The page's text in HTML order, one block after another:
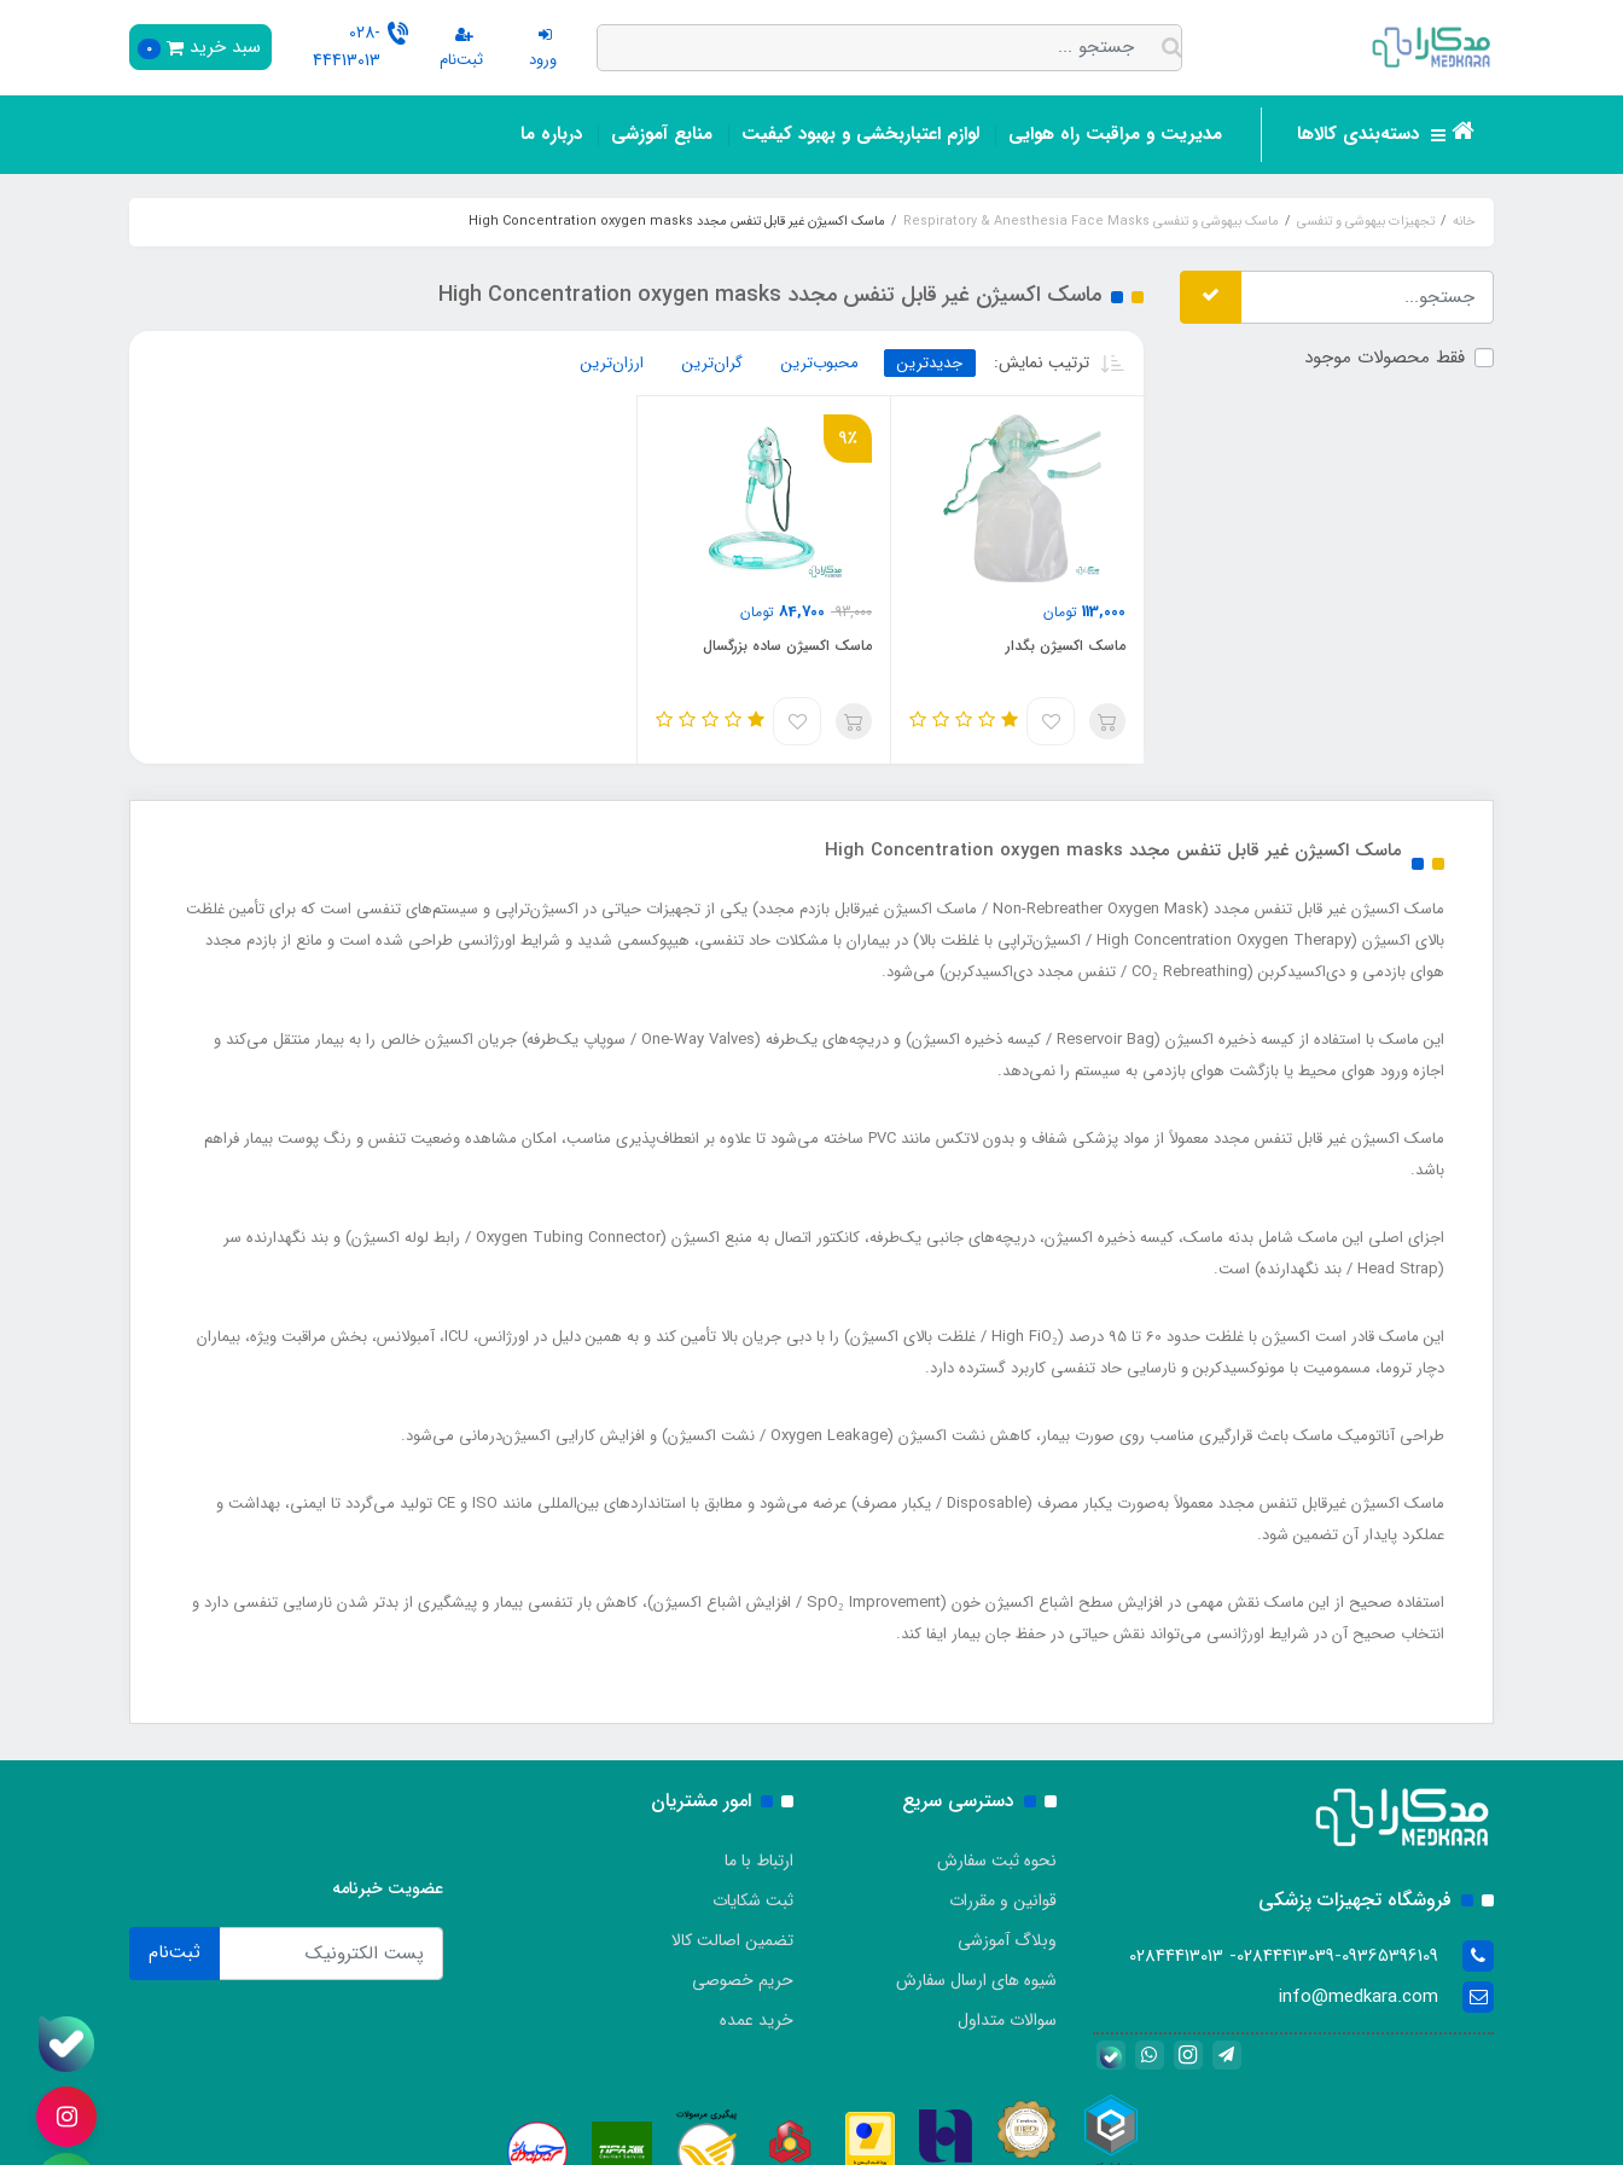
ورود ثبت‌نام
028-
44413013
سبد خرید 0
دسته‌بندی کالاها مدیریت و مراقبت راه هوایی لوازم اعتباربخشی و بهبود کیفیت منابع آموزشی درباره ما
خانه تجهیزات بیهوشی و تنفسی ماسک بیهوشی و تنفسی Respiratory & Anesthesia Face Masks ماسک اکسیژن غیر قابل تنفس مجدد High Concentration oxygen masks
فقط محصولات موجود
ماسک اکسیژن غیر قابل تنفس مجدد High Concentration oxygen masks
ترتیب نمایش: جدیدترین محبوب‌ترین گران‌ترین ارزان‌ترین
113,000 تومان
ماسک اکسیژن بگدار
9٪
93,000
84,700 تومان
ماسک اکسیژن ساده بزرگسال
ماسک اکسیژن غیر قابل تنفس مجدد High Concentration oxygen masks
ماسک اکسیژن غیر قابل تنفس مجدد (Non-Rebreather Oxygen Mask / ماسک اکسیژن غیرقابل بازدم مجدد) یکی از تجهیزات حیاتی در اکسیژن‌تراپی و سیستم‌های تنفسی است که برای تأمین غلظت
بالای اکسیژن (High Concentration Oxygen Therapy / اکسیژن‌تراپی با غلظت بالا) در بیماران با مشکلات حاد تنفسی، هیپوکسمی شدید و شرایط اورژانسی طراحی شده است و مانع از بازدم مجدد
هوای بازدمی و دی‌اکسیدکربن (CO₂ Rebreathing / تنفس مجدد دی‌اکسیدکربن) می‌شود.
این ماسک با استفاده از کیسه ذخیره اکسیژن (Reservoir Bag / کیسه ذخیره اکسیژن) و دریچه‌های یک‌طرفه (One-Way Valves / سوپاپ یک‌طرفه) جریان اکسیژن خالص را به بیمار منتقل می‌کند و
اجازه ورود هوای محیط یا بازگشت هوای بازدمی به سیستم را نمی‌دهد.
ماسک اکسیژن غیر قابل تنفس مجدد معمولاً از مواد پزشکی شفاف و بدون لاتکس مانند PVC ساخته می‌شود تا علاوه بر انعطاف‌پذیری مناسب، امکان مشاهده وضعیت تنفس و رنگ پوست بیمار فراهم
باشد.
اجزای اصلی این ماسک شامل بدنه ماسک، کیسه ذخیره اکسیژن، دریچه‌های جانبی یک‌طرفه، کانکتور اتصال به منبع اکسیژن (Oxygen Tubing Connector / رابط لوله اکسیژن) و بند نگهدارنده سر
(Head Strap / بند نگهدارنده) است.
این ماسک قادر است اکسیژن با غلظت حدود 60 تا 95 درصد (High FiO₂ / غلظت بالای اکسیژن) را با دبی جریان بالا تأمین کند و به همین دلیل در اورژانس، ICU، آمبولانس، بخش مراقبت ویژه، بیماران
دچار تروما، مسمومیت با مونوکسیدکربن و نارسایی حاد تنفسی کاربرد گسترده دارد.
طراحی آناتومیک ماسک باعث قرارگیری مناسب روی صورت بیمار، کاهش نشت اکسیژن (Oxygen Leakage / نشت اکسیژن) و افزایش کارایی اکسیژن‌درمانی می‌شود.
ماسک اکسیژن غیرقابل تنفس مجدد معمولاً به‌صورت یکبار مصرف (Disposable / یکبار مصرف) عرضه می‌شود و مطابق با استانداردهای بین‌المللی مانند ISO و CE تولید می‌گردد تا ایمنی، بهداشت و
عملکرد پایدار آن تضمین شود.
استفاده صحیح از این ماسک نقش مهمی در افزایش سطح اشباع اکسیژن خون (SpO₂ Improvement / افزایش اشباع اکسیژن)، کاهش بار تنفسی بیمار و پیشگیری از بدتر شدن نارسایی تنفسی دارد و
انتخاب صحیح آن در شرایط اورژانسی می‌تواند نقش حیاتی در حفظ جان بیمار ایفا کند.
فروشگاه تجهیزات پزشکی
02844413039-09365396109- 02844413013
info@medkara.com
دسترسی سریع
نحوه ثبت سفارش
قوانین و مقررات
وبلاگ آموزشی
شیوه های ارسال سفارش
سوالات متداول
امور مشتریان
ارتباط با ما
ثبت شکایات
تضمین اصالت کالا
حریم خصوصی
خرید عمده
عضویت خبرنامه
ثبت‌نام